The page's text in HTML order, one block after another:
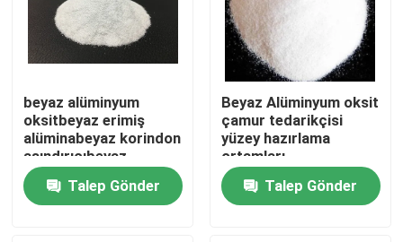
Ana sayfa
Ürünler
beyaz alüminyum
oksitbeyaz erimiş
alüminabeyaz korindon
aşındırıcıbeyaz
alüminyum oksit
taneciğiTalep Gönder
Beyaz Alüminyum oksit
çamur tedarikçisi
yüzey hazırlama
ortamları
Talep Gönder